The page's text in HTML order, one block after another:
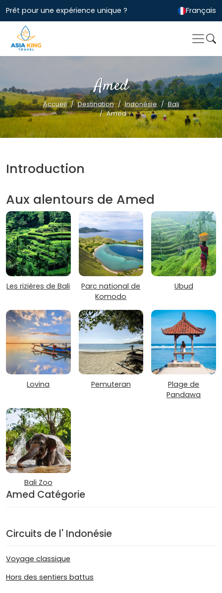
Prêt pour une expérience unique ? Français
Amed
Accueil Destination Indonésie
Bali
Amed
Introduction
Aux alentours de Amed
Les rizières de Bali
Parc national de
Komodo
Ubud
Lovina Pemuteran
Plage de
Pandawa
Bali Zoo
Amed Catégorie
Circuits de l' Indonésie
Voyage classique
Hors des sentiers battus